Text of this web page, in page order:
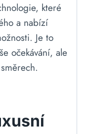
které
a nabízí
Je to
očekávání, ale